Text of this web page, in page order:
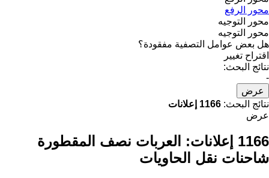
محور الرفع
محور التوجيه
محور التوجيه
هل بعض عوامل التصفية مفقودة؟
اقتراح تغيير
نتائج البحث:
-
عرض
نتائج البحث: 1166 إعلانات
عرض
1166 إعلانات:
العربات نصف المقطورة
شاحنات نقل الحاويات